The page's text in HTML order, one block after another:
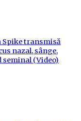
Spike transmisă
nazal, sânge,
seminal (Video)